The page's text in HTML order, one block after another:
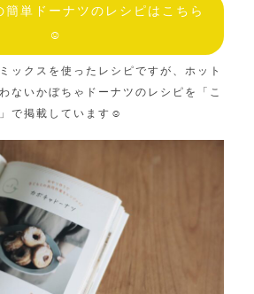
単ドーナツのレシピはこちら
☺︎
ックスを使ったレシピですが、ホット
ないかぼちゃドーナツのレシピを「こ
で掲載しています☺︎